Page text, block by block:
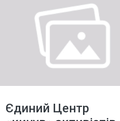
Єдиний Центр